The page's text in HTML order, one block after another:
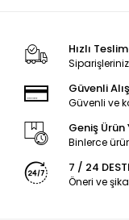
Hızlı
Güvenli
Güvenli ve
Geniş
Binlerce
7 / 24
Öneri ve